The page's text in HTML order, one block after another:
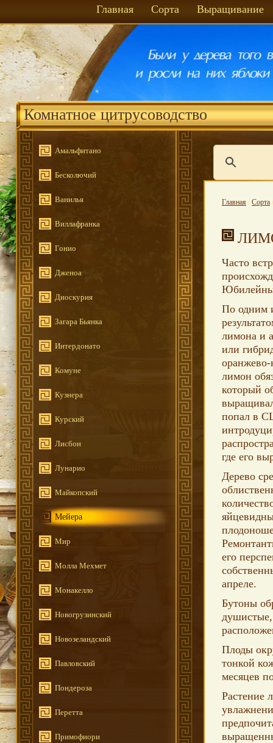
Главная Сорта Выращивание
Комнатное цитрусоводство
Амальфитано
Бесколючий
Ванилья
Виллафранка
Гонио
Дженоа
Диоскурия
Загара Бьянка
Интердонато
Комуне
Кузнера
Курский
Лисбон
Лунарио
Майкопский
Мейера
Мир
Молла Мехмет
Монакелло
Новогрузинский
Новозеландский
Павловский
Пондероза
Перетта
Примофиори
Главная / Сорта
Часто
По одним
лимона и
или
лимон
который
попал в
где его
Дерево
его
апреле.
Бутоны
Плоды
тонкой
месяцев
Растение